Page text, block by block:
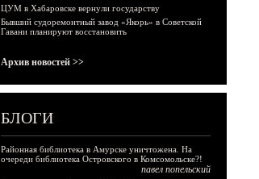
ЦУМ в Хабаровске вернули государству
Бывший судоремонтный завод «Якорь» в Советской
Гавани планируют восстановить
Архив новостей >>
БЛОГИ
Районная библиотека в Амурске уничтожена. На
очереди библиотека Островского в Комсомольске?!
павел попельский